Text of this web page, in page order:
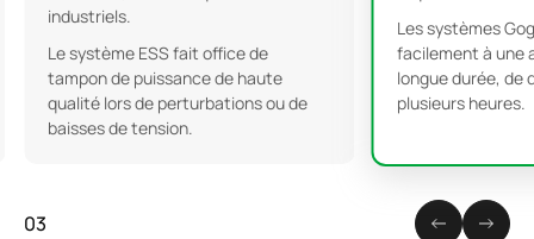
industriels.
Le système ESS fait office de
tampon de puissance de haute
qualité lors de perturbations ou de
baisses de tension.
Les systèmes
facilement à une
longue durée, de
plusieurs heures.
03